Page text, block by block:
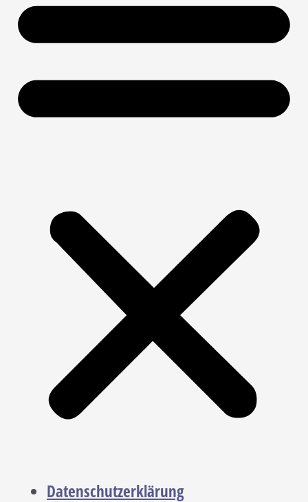
Datenschutzerklärung